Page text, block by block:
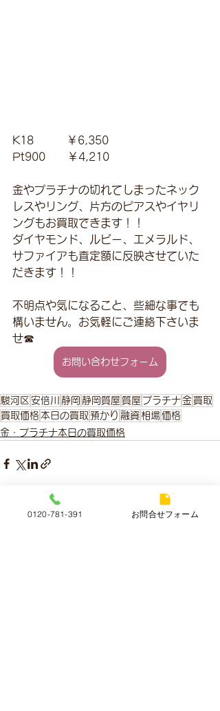
K18　　　￥6,350
Pt900　　￥4,210
金やプラチナの切れてしまったネック
レスやリング、片方のピアスやイヤリ
ングもお買取できます！！
ダイヤモンド、ルビー、エメラルド、
サファイアも査定額に反映させていた
だきます！！
不明点や気になること、些細な事でも
構いません。お気軽にご連絡下さいま
せ☎
お問い合わせフォーム
駿河区 安倍川 静岡 静岡質屋 質屋 プラチナ 金 買取
買取価格 本日の買取 預かり 融資相場 価格
金・プラチナ本日の買取価格
最新記事 すべて表示
0120-781-391 お問合せフォーム